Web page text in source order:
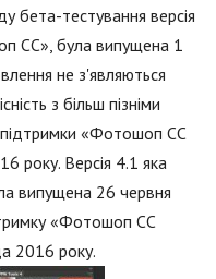
бета-тестування версія
СС», була випущена 1
не з'являються
з більш пізніми
«Фотошоп СС
року. Версія 4.1 яка
випущена 26 червня
«Фотошоп СС
2016 року.